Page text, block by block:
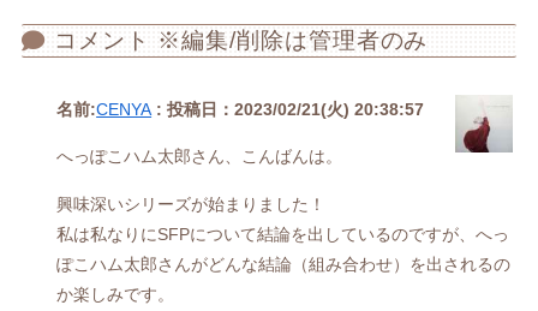
コメント ※編集/削除は管理者のみ
名前:CENYA : 投稿日：2023/02/21(火) 20:38:57
へっぽこハム太郎さん、こんばんは。
興味深いシリーズが始まりました！
私は私なりにSFPについて結論を出しているのですが、へっ
ぽこハム太郎さんがどんな結論（組み合わせ）を出されるの
か楽しみです。